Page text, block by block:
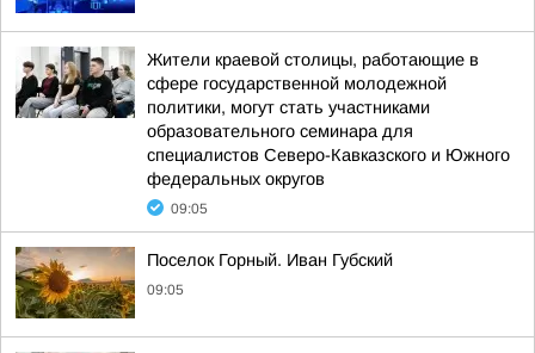
Жители краевой столицы, работающие в
сфере государственной молодежной
политики, могут стать участниками
образовательного семинара для
специалистов Северо-Кавказского и Южного
федеральных округов
09:05
Поселок Горный. Иван Губский
09:05